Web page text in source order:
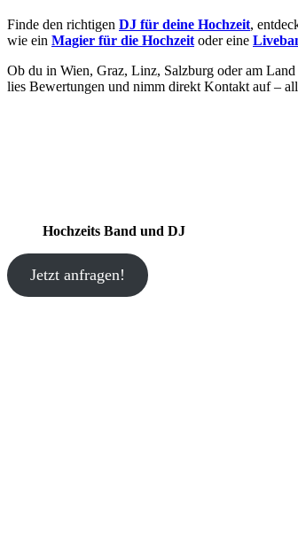
Finde den richtigen DJ für deine Hochzeit,
wie ein Magier für die Hochzeit oder eine
Ob du in Wien, Graz, Linz, Salzburg oder am Land
lies Bewertungen und nimm direkt Kontakt auf –
Hochzeits Band und DJ
Jetzt anfragen!